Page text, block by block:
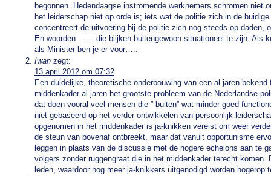
begonnen. Hedendaagse instromende werknemers schromen niet
het leiderschap niet op orde is; iets wat de politie zich in de
concentreert de uitvoering bij de politie zich nog steeds op daden,
En woorden……: die blijken buitengewoon situationeel te zijn. Als
als Minister ben je er voor…..
Iwan zegt:
13 april 2012 om 07:32
Een duidelijke, theoretische onderbouwing van een al jaren
middenkader al jaren het grootste probleem van de Nederlandse
dat doen vooral veel mensen die ” buiten” wat minder goed
niet gebaseerd op het verder ontwikkelen van persoonlijk
opgenomen in het middenkader is ja-knikken vereist om weer
de steun van bovenaf ontbreekt, maar dat vanuit opportunisme
leggen in plaats van de discussie met de hogere echelons aan te
volgers zonder ruggengraat die in het middenkader terecht
leden, waardoor nog meer ja-knikkers uitgenodigd worden